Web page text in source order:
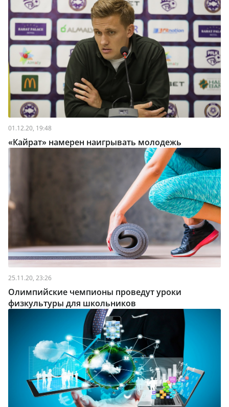
01.12.20, 19:48
«Кайрат» намерен наигрывать молодежь
25.11.20, 23:26
Олимпийские чемпионы проведут уроки
физкультуры для школьников